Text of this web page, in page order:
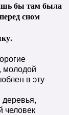
бы там была
сном
молодой
в эту
человек